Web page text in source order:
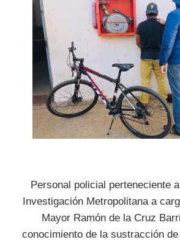
Personal policial perteneciente
Investigación Metropolitana a
Mayor Ramón de la Cruz
conocimiento de la sustracción